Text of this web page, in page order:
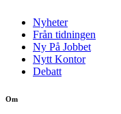
Nyheter
Från tidningen
Ny På Jobbet
Nytt Kontor
Debatt
Om